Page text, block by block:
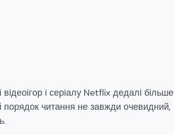
і серіалу Netflix дедалі більше
порядок читання не завжди очевидний,